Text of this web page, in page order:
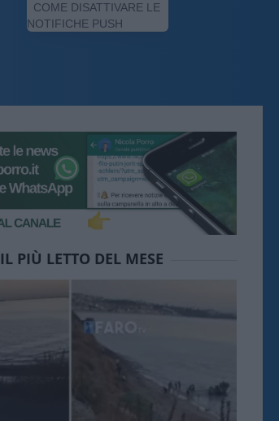
COME DISATTIVARE LE
NOTIFICHE PUSH
IL PIÙ LETTO DEL MESE